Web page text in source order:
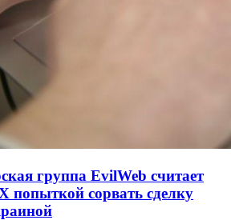
группа EvilWeb считает
попыткой сорвать сделку